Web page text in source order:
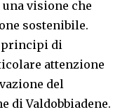
visione che
sostenibile.
principi di
attenzione
del
di Valdobbiadene.